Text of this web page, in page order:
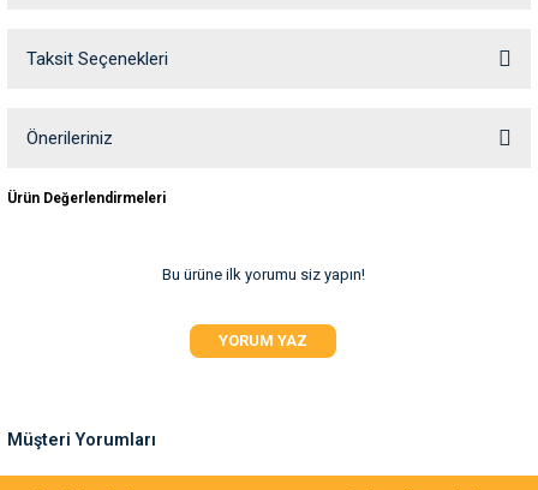
Ürün hakkında henüz soru sorulmamış.
Taksit Seçenekleri
Önerileriniz
yetersiz gördüğünüz noktaları öneri formunu kullanarak tarafımıza
Ürün açıklamasında eksik bilgiler bulunuyor.
Bu ürüne benzer farklı alternatifler olmalı.
Ürün Değerlendirmeleri
Bu ürüne ilk yorumu siz yapın!
YORUM YAZ
Müşteri Yorumları
Sa**** Ta******